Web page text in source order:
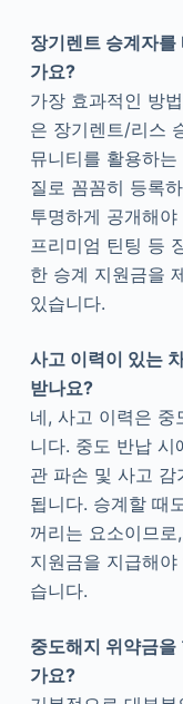
장기렌트 승계자를
가요?
가장 효과적인 방법
은 장기렌트/리스
뮤니티를 활용하
질로 꼼꼼히 등록
투명하게 공개해
프리미엄 틴팅 등
한 승계 지원금을
있습니다.
사고 이력이 있는
받나요?
네, 사고 이력은 중
니다. 중도 반납 시
관 파손 및 사고
됩니다. 승계할 때
꺼리는 요소이므
지원금을 지급해
습니다.
중도해지 위약금
가요?